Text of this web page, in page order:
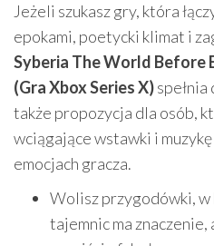
Jeżeli szukasz gry, która
epokami, poetycki klimat i
Syberia The World Before
(Gra Xbox Series X)
także propozycja dla osób,
wciągające wstawki i
emocjach gracza.
Wolisz przygodówki,
tajemnic ma